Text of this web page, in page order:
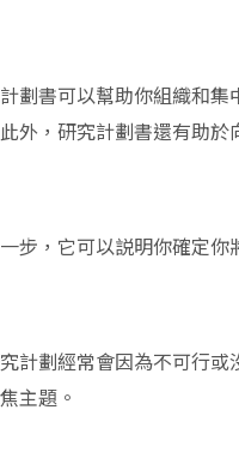
劃書可以幫助你組織和
外，研究計劃書還有助
步，它可以説明你確定你
計劃經常會因為不可行
主題。